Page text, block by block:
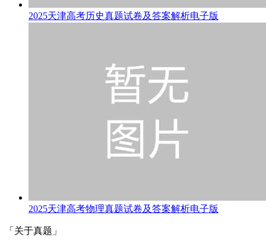
2025天津高考历史真题试卷及答案解析电子版
2025天津高考物理真题试卷及答案解析电子版
「关于真题」